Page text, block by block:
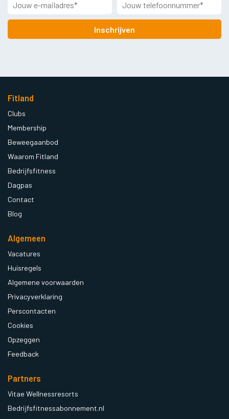
Inschrijven
Fitland
Clubs
Membership
Beweegaanbod
Waarom Fitland
Bedrijfsfitness
Dagpas
Contact
Blog
Algemeen
Vacatures
Huisregels
Algemene voorwaarden
Privacyverklaring
Perscontacten
Cookies
Opzeggen
Feedback
Partners
Vitae Wellnessresorts
Bedrijfsfitnessabonnement.nl